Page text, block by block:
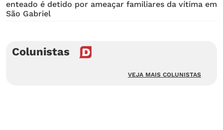
enteado é detido por ameaçar familiares da vítima em
São Gabriel
Colunistas
VEJA MAIS COLUNISTAS